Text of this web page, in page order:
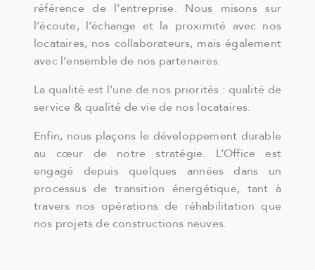
référence de l’entreprise. Nous misons sur
l’écoute, l’échange et la proximité avec nos
locataires, nos collaborateurs, mais également
avec l’ensemble de nos partenaires.
La qualité est l’une de nos priorités : qualité de
service & qualité de vie de nos locataires.
Enfin, nous plaçons le développement durable
au cœur de notre stratégie. L’Office est
engagé depuis quelques années dans un
processus de transition énergétique, tant à
travers nos opérations de réhabilitation que
nos projets de constructions neuves.